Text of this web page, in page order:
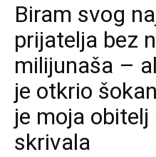
Biram svog
prijatelja bez
milijunaša –
je otkrio
je moja
skrivala